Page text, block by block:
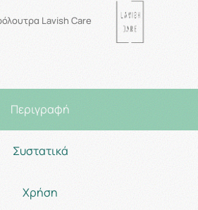
Lavish Care
Περιγραφή
Συστατικά
Χρήση